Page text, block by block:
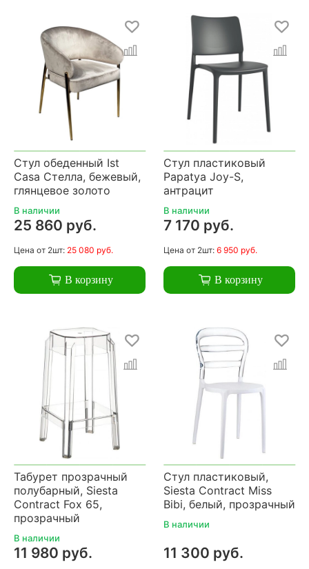
Стул обеденный Ist
Casa Стелла, бежевый,
глянцевое золото
В наличии
25 860 руб.
Цена от 2шт: 25 080 руб.
В корзину
Стул пластиковый
Papatya Joy-S,
антрацит
В наличии
7 170 руб.
Цена от 2шт: 6 950 руб.
В корзину
Табурет прозрачный
полубарный, Siesta
Contract Fox 65,
прозрачный
В наличии
11 980 руб.
Стул пластиковый,
Siesta Contract Miss
Bibi, белый, прозрачный
В наличии
11 300 руб.